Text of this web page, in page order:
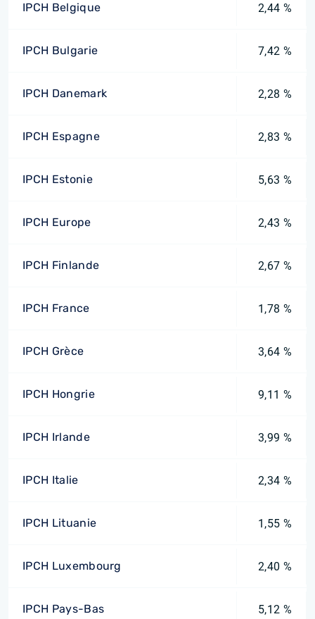
IPCH Belgique 2,44 %
IPCH Bulgarie 7,42 %
IPCH Danemark 2,28 %
IPCH Espagne 2,83 %
IPCH Estonie 5,63 %
IPCH Europe 2,43 %
IPCH Finlande 2,67 %
IPCH France 1,78 %
IPCH Grèce 3,64 %
IPCH Hongrie 9,11 %
IPCH Irlande 3,99 %
IPCH Italie 2,34 %
IPCH Lituanie 1,55 %
IPCH Luxembourg 2,40 %
IPCH Pays-Bas 5,12 %